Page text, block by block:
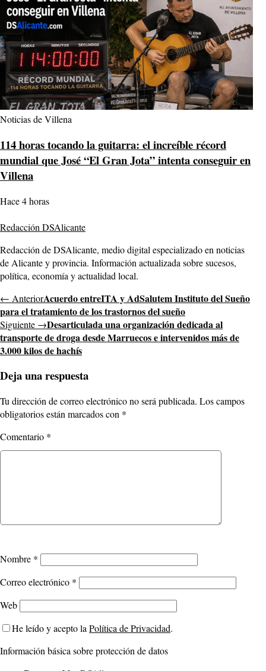
Noticias de Villena
114 horas tocando la guitarra: el increíble récord
mundial que José “El Gran Jota” intenta conseguir en
Villena
Hace 4 horas
Redacción DSAlicante
Redacción de DSAlicante, medio digital especializado en noticias
de Alicante y provincia. Información actualizada sobre sucesos,
política, economía y actualidad local.
← AnteriorAcuerdo entreITA y AdSalutem Instituto del Sueño
para el tratamiento de los trastornos del sueño
Siguiente →Desarticulada una organización dedicada al
transporte de droga desde Marruecos e intervenidos más de
3.000 kilos de hachís
Deja una respuesta
Tu dirección de correo electrónico no será publicada. Los campos
obligatorios están marcados con *
Comentario *
Nombre *
Correo electrónico *
Web
He leído y acepto la Política de Privacidad.
Información básica sobre protección de datos